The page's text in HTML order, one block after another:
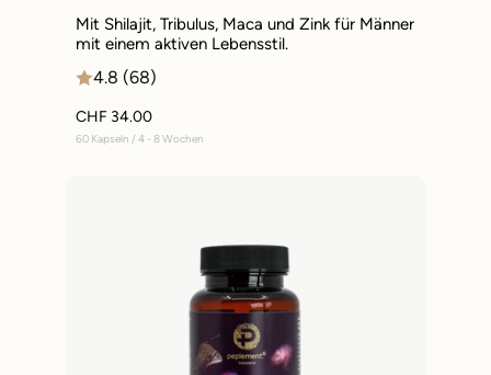
Mit Shilajit, Tribulus, Maca und Zink für Männer
mit einem aktiven Lebensstil.
4.8 (68)
CHF 34.00
60 Kapseln / 4 - 8 Wochen